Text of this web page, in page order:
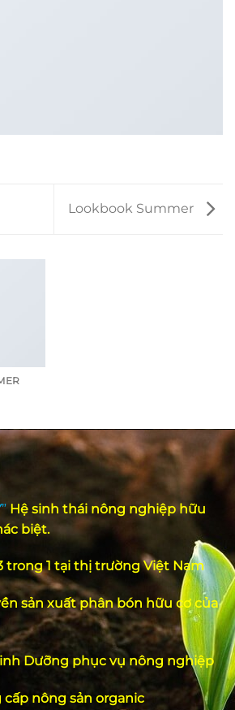
Lookbook Summer
” Hệ sinh thái nông nghiệp hữu
biệt.
trong 1 tại thị trường Việt Nam
sản xuất phân bón hữu cơ của
Dưỡng phục vụ nông nghiệp
cấp nông sản organic